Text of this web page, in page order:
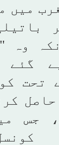
میں
وہ
گئے
تحت
جس